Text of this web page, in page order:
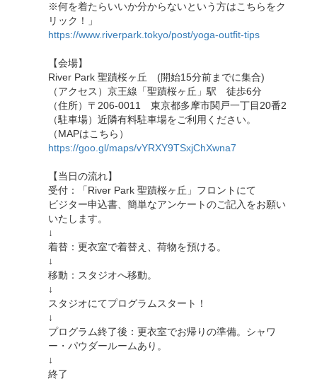
※何を着たらいいか分からないという方はこちらをク
リック！」
https://www.riverpark.tokyo/post/yoga-outfit-tips
【会場】
River Park 聖蹟桜ヶ丘 (開始15分前までに集合)
（アクセス）京王線「聖蹟桜ヶ丘」駅 徒歩6分
（住所）〒206-0011 東京都多摩市関戸一丁目20番2
（駐車場）近隣有料駐車場をご利用ください。
（MAPはこちら）
https://goo.gl/maps/vYRXY9TSxjChXwna7
【当日の流れ】
受付：「River Park 聖蹟桜ヶ丘」フロントにて
ビジター申込書、簡単なアンケートのご記入をお願い
いたします。
↓
着替：更衣室で着替え、荷物を預ける。
↓
移動：スタジオへ移動。
↓
スタジオにてプログラムスタート！
↓
プログラム終了後：更衣室でお帰りの準備。シャワ
ー・パウダールームあり。
↓
終了